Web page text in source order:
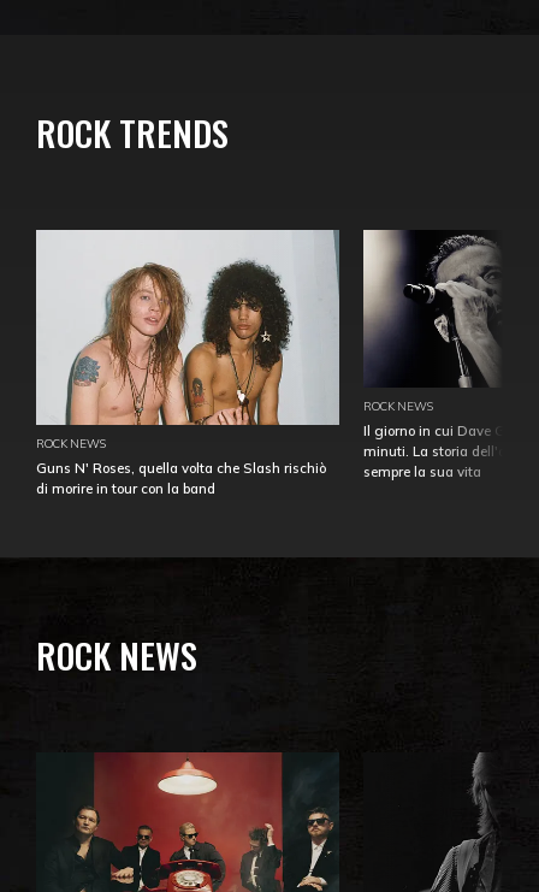
ROCK TRENDS
ROCK NEWS
Guns N' Roses, quella volta che Slash rischiò
di morire in tour con la band
ROCK NEWS
Il giorno in cui Dave
minuti. La storia
sempre la sua vita
ROCK NEWS